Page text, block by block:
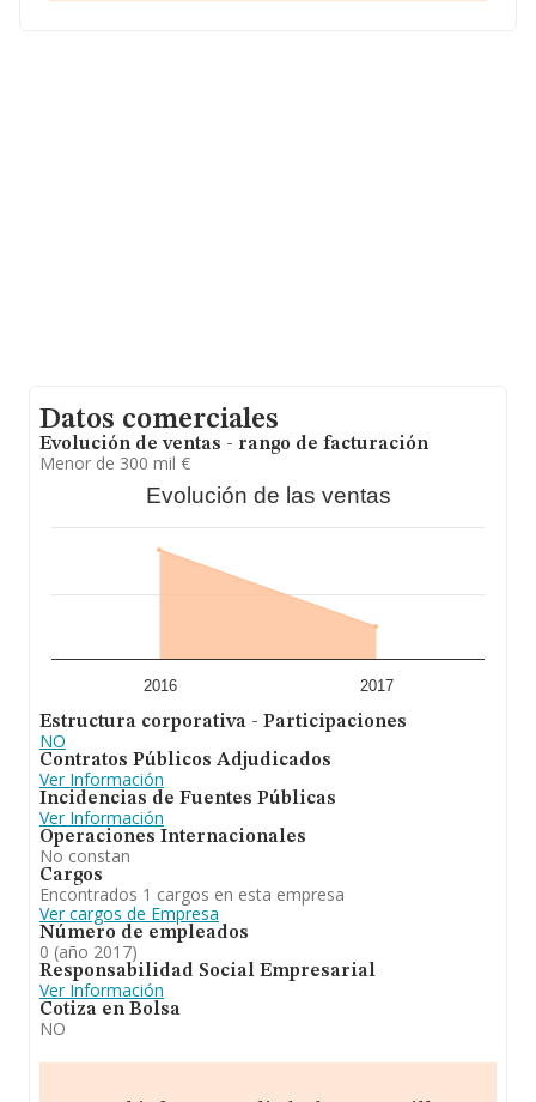
Datos comerciales
Evolución de ventas - rango de facturación
Menor de 300 mil €
Evolución de las ventas
2016 2017
Estructura corporativa - Participaciones
NO
Contratos Públicos Adjudicados
Ver Información
Incidencias de Fuentes Públicas
Ver Información
Operaciones Internacionales
No constan
Cargos
Encontrados 1 cargos en esta empresa
Ver cargos de Empresa
Número de empleados
0 (año 2017)
Responsabilidad Social Empresarial
Ver Información
Cotiza en Bolsa
NO